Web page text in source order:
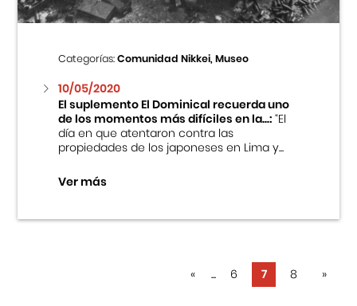
Categorías:Comunidad Nikkei, Museo
10/05/2020
El suplemento El Dominical recuerda uno
de los momentos más difíciles en la...:“El
día en que atentaron contra las
propiedades de los japoneses en Lima y...
Ver más
« ... 6 7 8 »